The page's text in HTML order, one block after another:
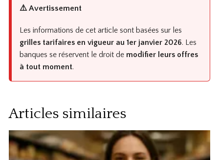
⚠️ Avertissement
Les informations de cet article sont basées sur les
grilles tarifaires en vigueur au 1er janvier 2026. Les
banques se réservent le droit de modifier leurs offres
à tout moment.
Articles similaires